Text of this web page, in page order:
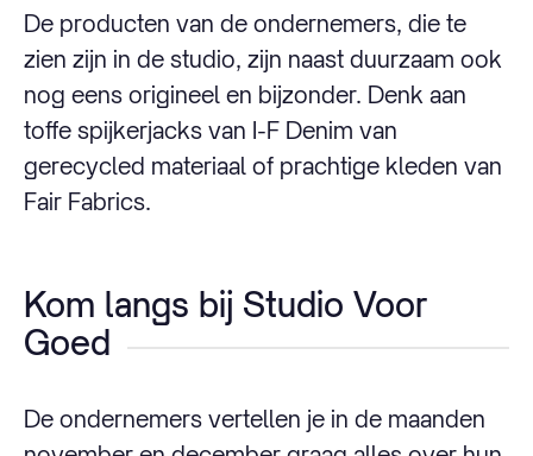
De producten van de ondernemers, die te
zien zijn in de studio, zijn naast duurzaam ook
nog eens origineel en bijzonder. Denk aan
toffe spijkerjacks van I-F Denim van
gerecycled materiaal of prachtige kleden van
Fair Fabrics.
Kom langs bij Studio Voor
Goed
De ondernemers vertellen je in de maanden